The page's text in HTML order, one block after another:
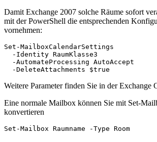
Damit Exchange 2007 solche Räume sofort
mit der PowerShell die entsprechenden
vornehmen:
Set-MailboxCalendarSettings
  -Identity RaumKlasse3
  -AutomateProcessing AutoAccept
  -DeleteAttachments $true
Weitere Parameter finden Sie in der Exchange
Eine normale Mailbox können Sie mit Set-
konvertieren